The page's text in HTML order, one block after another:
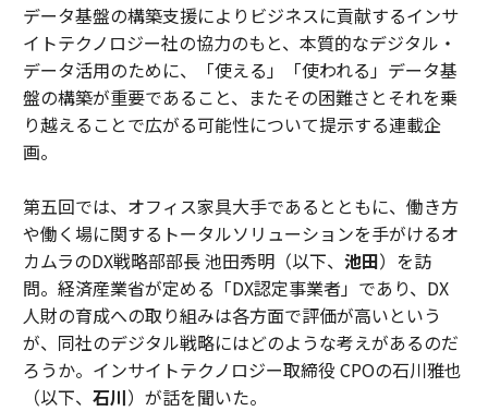
データ基盤の構築支援によりビジネスに貢献するインサ
イトテクノロジー社の協力のもと、本質的なデジタル・
データ活用のために、「使える」「使われる」データ基
盤の構築が重要であること、またその困難さとそれを乗
り越えることで広がる可能性について提示する連載企
画。
第五回では、オフィス家具大手であるとともに、働き方
や働く場に関するトータルソリューションを手がけるオ
カムラのDX戦略部部長 池田秀明（以下、 池田）を訪
問。経済産業省が定める「DX認定事業者」であり、DX
人財の育成への取り組みは各方面で評価が高いという
が、同社のデジタル戦略にはどのような考えがあるのだ
ろうか。インサイトテクノロジー取締役 CPOの石川雅也
（以下、 石川）が話を聞いた。